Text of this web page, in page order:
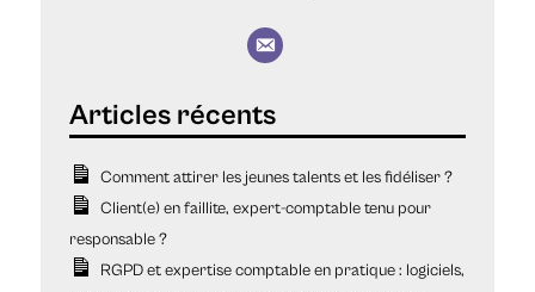
Comment attirer les jeunes talents et les fidéliser ?
Client(e) en faillite, expert-comptable tenu pour
responsable ?
RGPD et expertise comptable en pratique : logiciels,